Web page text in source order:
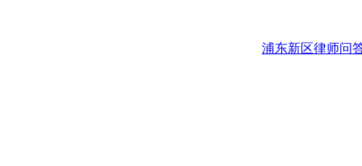
浦东新区律师问